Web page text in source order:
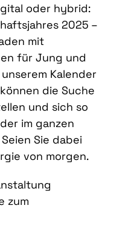
oder hybrid:
2025 –
mit
für Jung und
Kalender
die Suche
und sich so
im ganzen
Sie dabei
von morgen.
zum